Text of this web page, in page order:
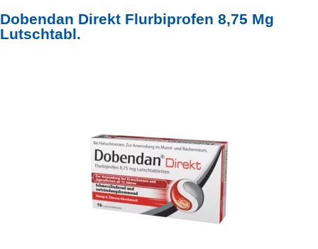
Dobendan Direkt Flurbiprofen 8,75 Mg
Lutschtabl.